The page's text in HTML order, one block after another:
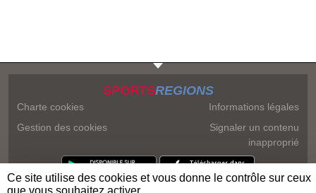
SPORTSREGIONS
Charte cookies
Gestion des cookies
Informations légales
Signaler un contenu
inapproprié
Ce site utilise des cookies et vous donne le contrôle sur ceux
que vous souhaitez activer